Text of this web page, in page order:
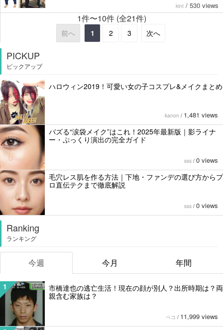
kint / 530 views
1件〜10件 (全21件)
前へ 1 2 3 次へ
PICKUP
ピックアップ
ハロウィン2019！可愛い女の子コスプレ&メイクまとめ
kanon / 1,481 views
バズる“涙袋メイク”はこれ！2025年最新版｜影ライナ
ー・ぷっくり演出の完全ガイド
sss / 0 views
毛穴レス肌を作る方法｜下地・ファンデの選び方からプ
ロ直伝テクまで徹底解説
sss / 0 views
Ranking
ランキング
今週 今月 年間
1
市橋達也の逃亡生活！現在の顔が別人？出所時期は？両
親含む家族は？
ペコ / 11,999 views